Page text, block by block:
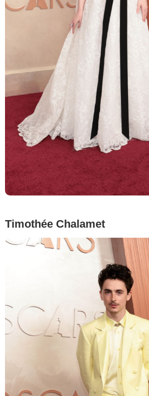
Timothée Chalamet
Frazer Harrison/Getty Images